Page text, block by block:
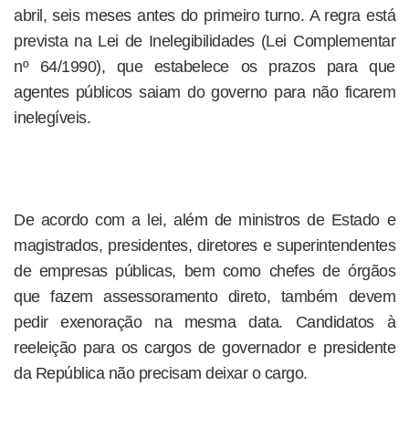
abril, seis meses antes do primeiro turno. A regra está
prevista na Lei de Inelegibilidades (Lei Complementar
nº 64/1990), que estabelece os prazos para que
agentes públicos saiam do governo para não ficarem
inelegíveis.
De acordo com a lei, além de ministros de Estado e
magistrados, presidentes, diretores e superintendentes
de empresas públicas, bem como chefes de órgãos
que fazem assessoramento direto, também devem
pedir exenoração na mesma data. Candidatos à
reeleição para os cargos de governador e presidente
da República não precisam deixar o cargo.